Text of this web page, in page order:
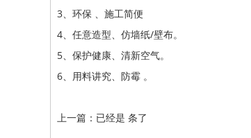
3、环保 、施工简便
4、任意造型、仿墙纸/壁布。
5、保护健康、清新空气。
6、用料讲究、防霉 。
上一篇：已经是 条了